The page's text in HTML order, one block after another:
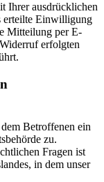
Ihrer ausdrücklichen
erteilte Einwilligung
Mitteilung per E-
erfolgten
Betroffenen ein
zu.
Fragen ist
in dem unser